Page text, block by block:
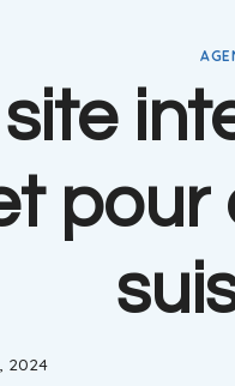
site
pour
2024